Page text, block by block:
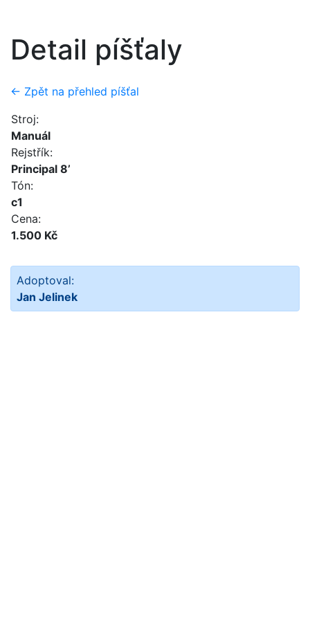
Detail píšťaly
← Zpět na přehled píšťal
Stroj:
Manuál
Rejstřík:
Principal 8’
Tón:
c1
Cena:
1.500 Kč
Adoptoval:
Jan Jelinek